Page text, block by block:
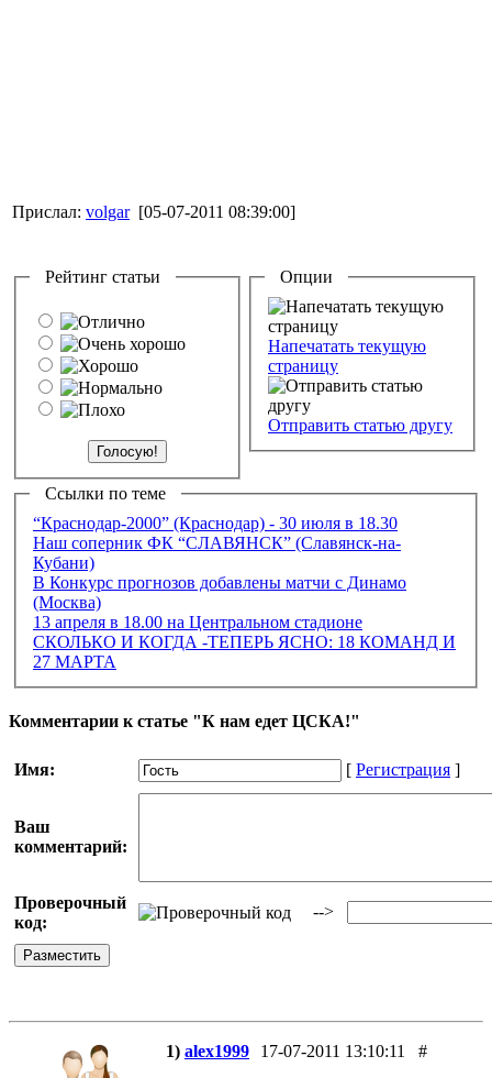
Прислал: volgar [05-07-2011 08:39:00]
Рейтинг статьи Опции
Напечатать текущую
страницу
Отправить статью другу
Ссылки по теме
“Краснодар-2000” (Краснодар) - 30 июля в 18.30
Наш соперник ФК “СЛАВЯНСК” (Славянск-на-
Кубани)
В Конкурс прогнозов добавлены матчи с Динамо
(Москва)
13 апреля в 18.00 на Центральном стадионе
СКОЛЬКО И КОГДА -ТЕПЕРЬ ЯСНО: 18 КОМАНД И
27 МАРТА
Комментарии к статье "К нам едет ЦСКА!"
Имя: [ Регистрация ]
Ваш
комментарий:
Проверочный
код:
-->
1) alex1999 17-07-2011 13:10:11 #